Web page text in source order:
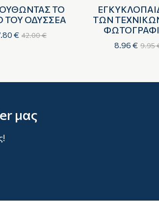
ΤΟ
ΤΟΥ ΟΔΥΣΣΕΑ
€ 42.00 €
ΤΩΝ
8.96 € 9.95
μας